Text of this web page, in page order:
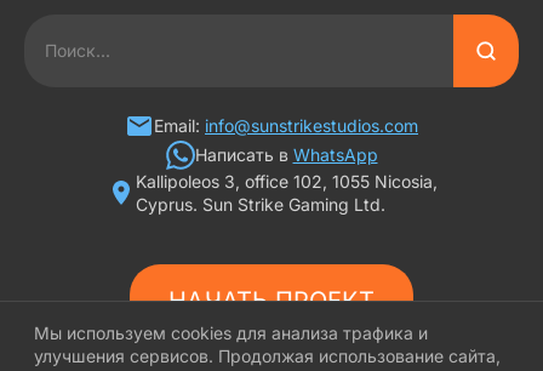
ГРАФИКА ДЛЯ СЛОТОВ
3D ПЕРСОНАЖИ
ИГРОВАЯ РЕКЛАМА
ФОНЫ И ЛОКАЦИИ
НАЧАТЬ ПРОЕКТ
Email: info@sunstrikestudios.com
Написать в WhatsApp
Kallipoleos 3, office 102, 1055 Nicosia,
Cyprus. Sun Strike Gaming Ltd.
Мы используем cookies для анализа трафика и
улучшения сервисов. Продолжая использование сайта,